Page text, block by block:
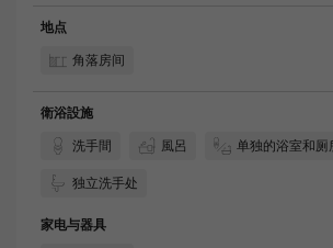
地点
角落房间
衛浴設施
洗手間
風呂 单独的浴室和厕
独立洗手处
家电与器具